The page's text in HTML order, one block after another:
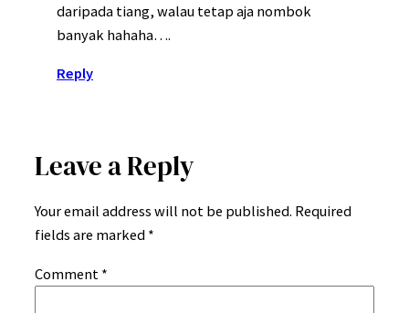
daripada tiang, walau tetap aja nombok
banyak hahaha….
Reply
Leave a Reply
Your email address will not be published. Required
fields are marked *
Comment *